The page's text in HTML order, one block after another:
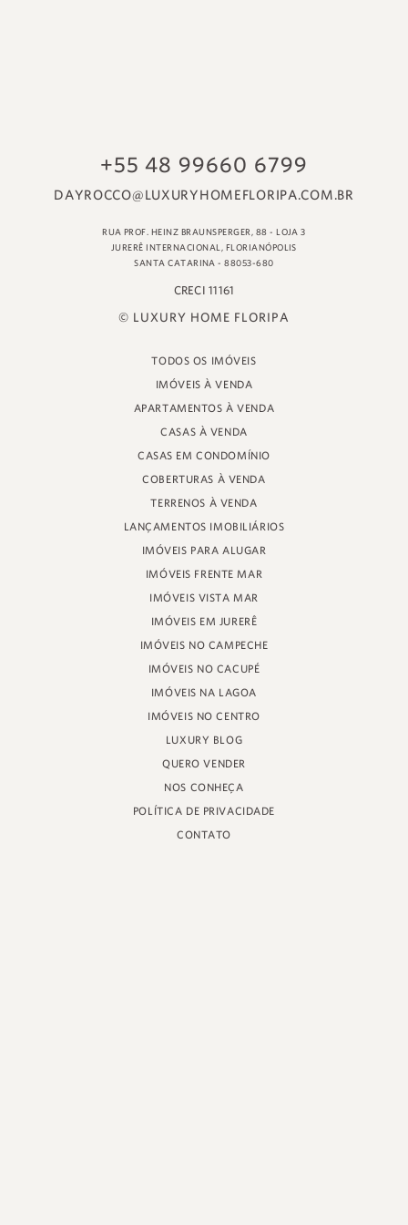
RUA PROF. HEINZ BRAUNSPERGER, 88 - LOJA 3
JURERÊ INTERNACIONAL, FLORIANÓPOLIS
SANTA CATARINA - 88053-680
CRECI 11161
© LUXURY HOME FLORIPA
TODOS OS IMÓVEIS
IMÓVEIS À VENDA
APARTAMENTOS À VENDA
CASAS À VENDA
CASAS EM CONDOMÍNIO
COBERTURAS À VENDA
TERRENOS À VENDA
LANÇAMENTOS IMOBILIÁRIOS
IMÓVEIS PARA ALUGAR
IMÓVEIS FRENTE MAR
IMÓVEIS VISTA MAR
IMÓVEIS EM JURERÊ
IMÓVEIS NO CAMPECHE
IMÓVEIS NO CACUPÉ
IMÓVEIS NA LAGOA
IMÓVEIS NO CENTRO
LUXURY BLOG
QUERO VENDER
NOS CONHEÇA
POLÍTICA DE PRIVACIDADE
CONTATO